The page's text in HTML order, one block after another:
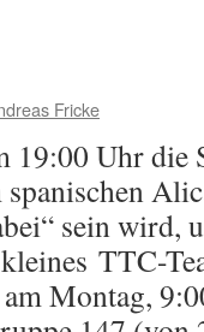
Fricke
19:00 Uhr die
sein wird,
TTC-
Montag,